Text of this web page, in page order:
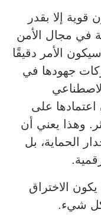
قوية إلا بقدر
في مجال الأمن
لكن في عام 2025، سيكون الأمر دقيقًا
جهودها في
اعتمادها على
وهذا يعني أن
الحماية، بل
الاختراق
كل شيء.